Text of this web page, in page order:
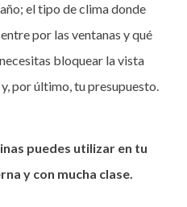
el tipo de clima donde
por las ventanas y qué
bloquear la vista
por último, tu presupuesto.
puedes utilizar en tu
y con mucha clase.